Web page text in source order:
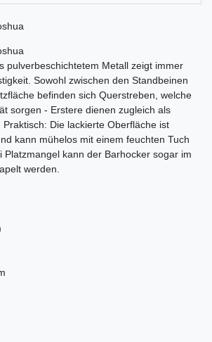
pulverbeschichtetem Metall zeigt immer
Sowohl zwischen den Standbeinen
befinden sich Querstreben, welche
sorgen - Erstere dienen zugleich als
Die lackierte Oberfläche ist
kann mühelos mit einem feuchten Tuch
Platzmangel kann der Barhocker sogar im
werden.